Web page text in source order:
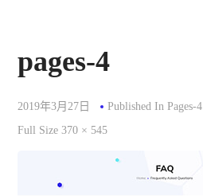
pages-4
2019年3月27日 Published InPages-4
Full
Full Size 370 × 545